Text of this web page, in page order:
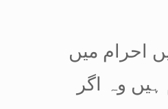
احرام میں
ہیں وہ اگر